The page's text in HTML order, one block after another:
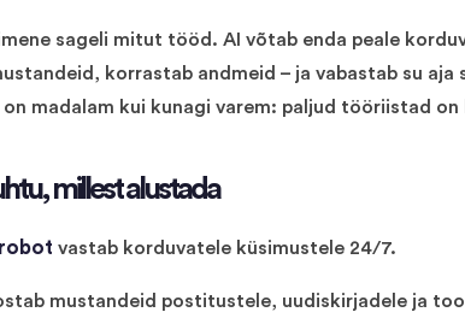
sageli mitut tööd. AI võtab enda peale
korrastab andmeid – ja vabastab su aja
madalam kui kunagi varem: paljud tööriistad
millest alustada
vastab korduvatele küsimustele 24/7.
mustandeid postitustele, uudiskirjadele ja